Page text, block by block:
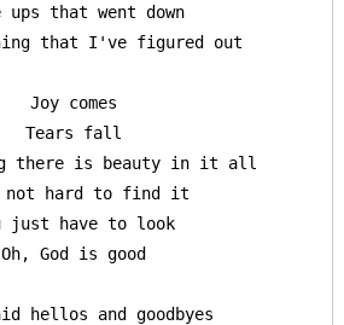
ups that went down
that I've figured out
Joy comes
Tears fall
there is beauty in it all
hard to find it
just have to look
Oh, God is good
hellos and goodbyes